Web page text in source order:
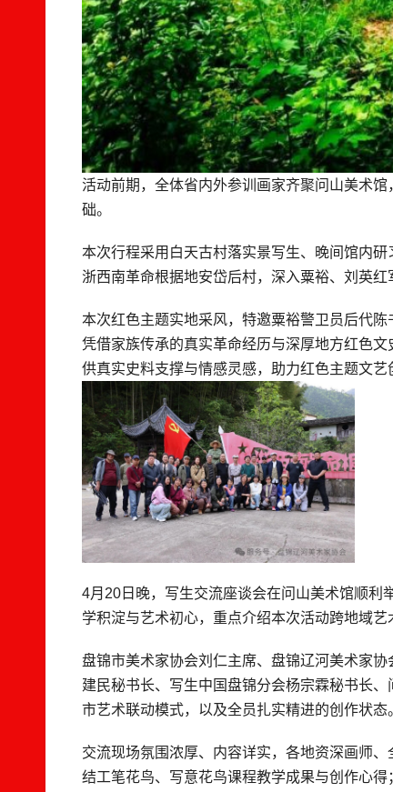
活动前期，全体省内外参训画家齐聚问山美术
础。
本次行程采用白天古村落实景写生、晚间馆内
浙西南革命根据地安岱后村，深入粟裕、刘英红
本次红色主题实地采风，特邀粟裕警卫员后代
凭借家族传承的真实革命经历与深厚地方红色
供真实史料支撑与情感灵感，助力红色主题文艺
4月20日晚，写生交流座谈会在问山美术馆顺利
学积淀与艺术初心，重点介绍本次活动跨地域
盘锦市美术家协会刘仁主席、盘锦辽河美术家
建民秘书长、写生中国盘锦分会杨宗霖秘书长
市艺术联动模式，以及全员扎实精进的创作状态
交流现场氛围浓厚、内容详实，各地资深画师
结工笔花鸟、写意花鸟课程教学成果与创作心